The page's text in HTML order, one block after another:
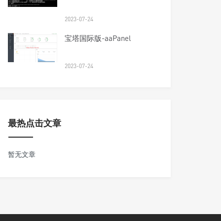
2023-07-24
宝塔国际版-aaPanel
2023-07-24
最热点击文章
暂无文章